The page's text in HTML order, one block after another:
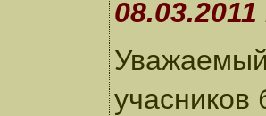
учасников